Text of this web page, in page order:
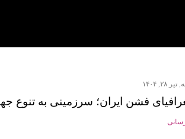
۲۸, ۱۴۰۴
فشن ایران؛ سرزمینی به تنوع